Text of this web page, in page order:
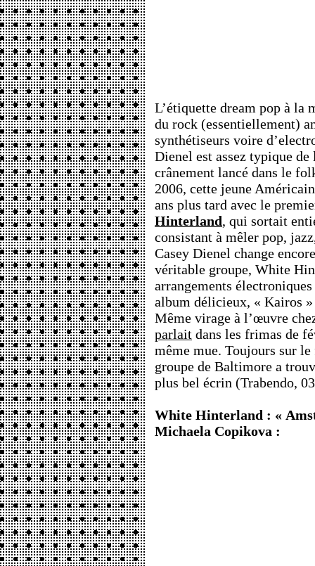
L’étiquette dream pop à la
du rock (essentiellement)
synthétiseurs voire
Dienel est assez typique de
crânement lancé dans le
2006, cette jeune
ans plus tard avec le
Hinterland, qui sortait
consistant à mêler pop,
Casey Dienel change
véritable groupe, White
arrangements
album délicieux, « Kairos
Même virage à l’œuvre
parlait dans les frimas de
même mue. Toujours sur
groupe de Baltimore a
plus bel écrin (Trabendo,
White Hinterland : «
Michaela Copikova :